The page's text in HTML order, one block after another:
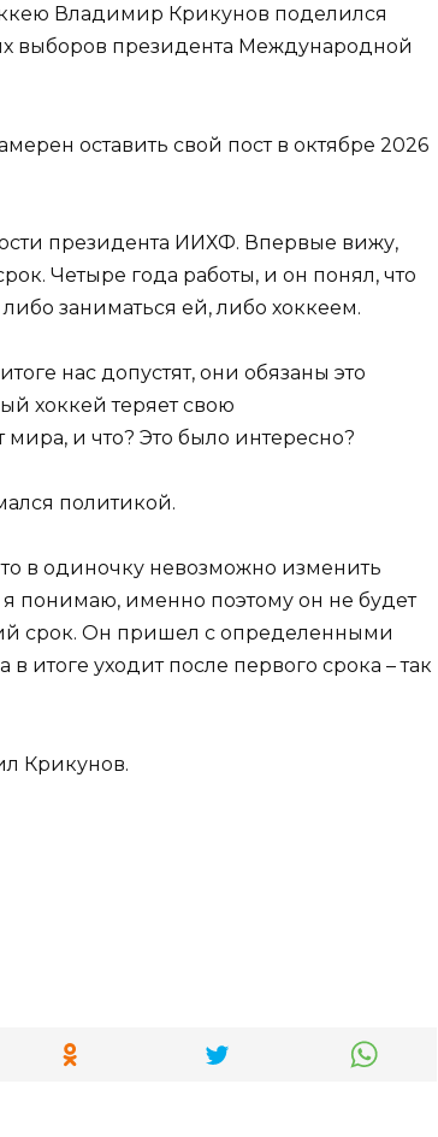
Владимир Крикунов поделился
выборов президента Международной
оставить свой пост в октябре 2026
президента ИИХФ. Впервые вижу,
Четыре года работы, и он понял, что
заниматься ей, либо хоккеем.
нас допустят, они обязаны это
хоккей теряет свою
и что? Это было интересно?
политикой.
в одиночку невозможно изменить
понимаю, именно поэтому он не будет
срок. Он пришел с определенными
итоге уходит после первого срока – так
Крикунов.